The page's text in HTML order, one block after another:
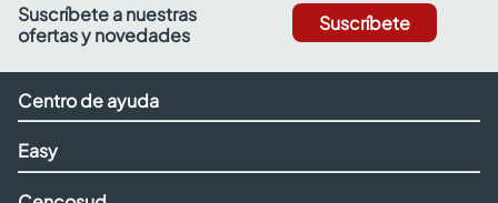
Suscríbete a nuestras
ofertas y novedades
Suscríbete
Centro de ayuda
Easy